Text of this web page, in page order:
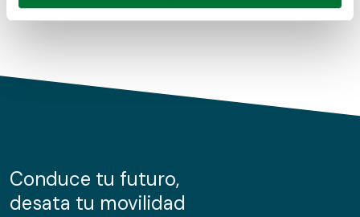
Obtenga más información sobre cómo se procesan sus
de cookies.
información sobre el uso que haga del sitio web con
nuestros partners de redes sociales, publicidad y análisis
Conduce tu futuro,
desata tu movilidad